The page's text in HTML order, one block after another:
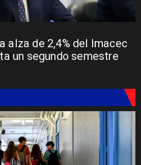
alza de 2,4% del Imacec
un segundo semestre